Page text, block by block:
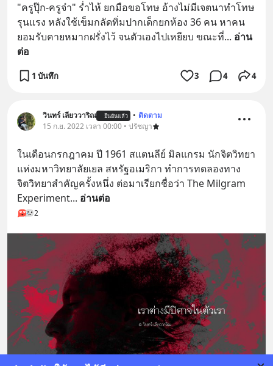
"ครูปุ๊ก-ครูจ๋า" ร่ำไห้ ยกมือขอโทษ อ้างไม่มีเจตนาทำโทษ
รุนแรง หลังใช้เข็มกลัดทิ่มปากเด็กยกห้อง 36 คน หาคน
ยอมรับคายหมากฝรั่งไว้ จนตัวเองไปเหยียบ ขณะที่... อ่าน
ต่อ
1 บันทึก 3 4 4
วินทร์ เลียววาริณ ยืนยันแล้ว • ติดตาม
15 ก.ย. 2022 เวลา 00:00 • ปรัชญา
ในเดือนกรกฎาคม ปี 1961 สแตนลีย์ มิลแกรม นักจิตวิทยา
แห่งมหาวิทยาลัยเยล สหรัฐอเมริกา ทำการทดลองทาง
จิตวิทยาสำคัญครั้งหนึ่ง ต่อมาเรียกชื่อว่า The Milgram
Experiment... อ่านต่อ
2